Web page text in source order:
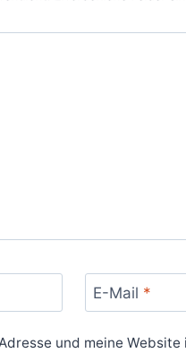
E-Mail *
und meine